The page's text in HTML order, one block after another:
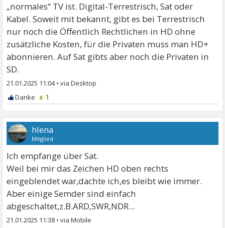
„normales“ TV ist. Digital-Terrestrisch, Sat oder
Kabel. Soweit mit bekannt, gibt es bei Terrestrisch
nur noch die Öffentlich Rechtlichen in HD ohne
zusätzliche Kosten, für die Privaten muss man HD+
abonnieren. Auf Sat gibts aber noch die Privaten in
SD.
21.01.2025 11:04•
x 1
hlena
Mitglied
Ich empfange über Sat.
Weil bei mir das Zeichen HD oben rechts
eingeblendet war,dachte ich,es bleibt wie immer.
Aber einige Semder sind einfach
abgeschaltet,z.B.ARD,SWR,NDR...
21.01.2025 11:38 •